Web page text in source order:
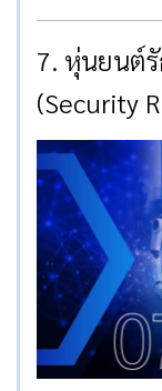
7. หุ่นยนต์
(Security